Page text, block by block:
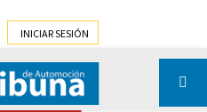
INICIAR SESIÓN